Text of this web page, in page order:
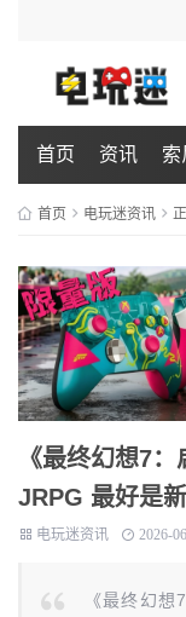
首页 资讯 索
首页 电玩迷资讯
《最终幻想7
JRPG 最好是
电玩迷资讯 2026-
《最终幻